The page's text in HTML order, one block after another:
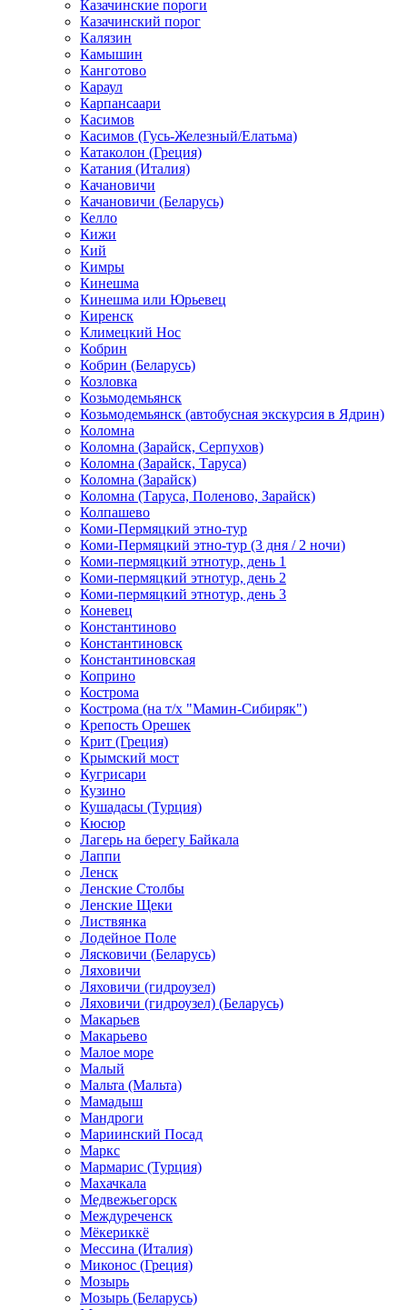
Казачинские пороги
Казачинский порог
Калязин
Камышин
Канготово
Караул
Карпансаари
Касимов
Касимов (Гусь-Железный/Елатьма)
Катаколон (Греция)
Катания (Италия)
Качановичи
Качановичи (Беларусь)
Келло
Кижи
Кий
Кимры
Кинешма
Кинешма или Юрьевец
Киренск
Климецкий Нос
Кобрин
Кобрин (Беларусь)
Козловка
Козьмодемьянск
Козьмодемьянск (автобусная экскурсия в Ядрин)
Коломна
Коломна (Зарайск, Серпухов)
Коломна (Зарайск, Таруса)
Коломна (Зарайск)
Коломна (Таруса, Поленово, Зарайск)
Колпашево
Коми-Пермяцкий этно-тур
Коми-Пермяцкий этно-тур (3 дня / 2 ночи)
Коми-пермяцкий этнотур, день 1
Коми-пермяцкий этнотур, день 2
Коми-пермяцкий этнотур, день 3
Коневец
Константиново
Константиновск
Константиновская
Коприно
Кострома
Кострома (на т/х "Мамин-Сибиряк")
Крепость Орешек
Крит (Греция)
Крымский мост
Кугрисари
Кузино
Кушадасы (Турция)
Кюсюр
Лагерь на берегу Байкала
Лаппи
Ленск
Ленские Столбы
Ленские Щеки
Листвянка
Лодейное Поле
Лясковичи (Беларусь)
Ляховичи
Ляховичи (гидроузел)
Ляховичи (гидроузел) (Беларусь)
Макарьев
Макарьево
Малое море
Малый
Мальта (Мальта)
Мамадыш
Мандроги
Мариинский Посад
Маркс
Мармарис (Турция)
Махачкала
Медвежьегорск
Междуреченск
Мёкериккё
Мессина (Италия)
Миконос (Греция)
Мозырь
Мозырь (Беларусь)